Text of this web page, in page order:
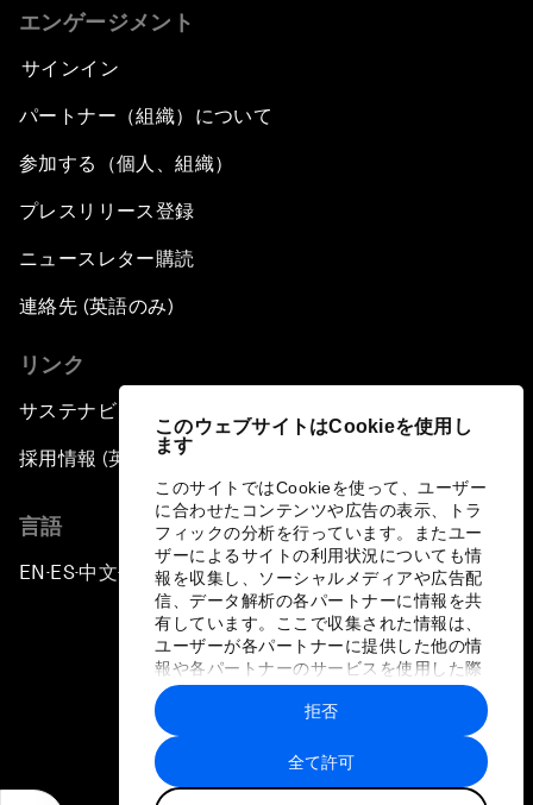
このウェブサイトはCookieを使用し
ます
このサイトではCookieを使って、ユーザー
に合わせたコンテンツや広告の表示、トラ
フィックの分析を行っています。またユー
ザーによるサイトの利用状況についても情
報を収集し、ソーシャルメディアや広告配
信、データ解析の各パートナーに情報を共
有しています。ここで収集された情報は、
ユーザーが各パートナーに提供した他の情
報や各パートナーのサービスを使用した際
に収集された情報と組み合わされ、各パー
トナーによって使用されることがありま
す。
全て許可
拒否
エンゲージメント
サインイン
パートナー（組織）について
参加する（個人、組織）
プレスリリース登録
ニュースレター購読
連絡先 (英語のみ)
リンク
サステナビリティへの取り組み
採用情報 (英語のみ)
言語
EN ▪ES▪中文▪ 日本語
プライバシーポリシーと利用規約
サイトマップ